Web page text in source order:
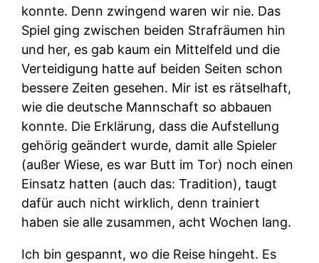
konnte. Denn zwingend waren wir nie. Das
Spiel ging zwischen beiden Strafräumen hin
und her, es gab kaum ein Mittelfeld und die
Verteidigung hatte auf beiden Seiten schon
bessere Zeiten gesehen. Mir ist es rätselhaft,
wie die deutsche Mannschaft so abbauen
konnte. Die Erklärung, dass die Aufstellung
gehörig geändert wurde, damit alle Spieler
(außer Wiese, es war Butt im Tor) noch einen
Einsatz hatten (auch das: Tradition), taugt
dafür auch nicht wirklich, denn trainiert
haben sie alle zusammen, acht Wochen lang.
Ich bin gespannt, wo die Reise hingeht. Es